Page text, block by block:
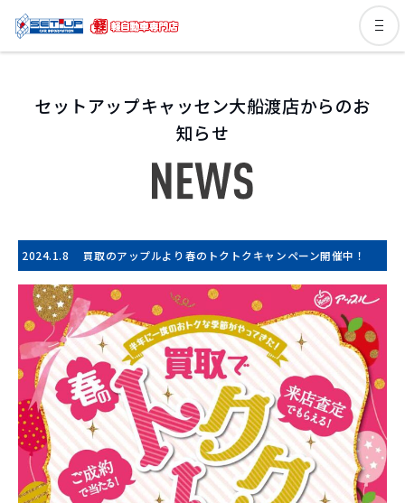
セットアップキャッセン大船渡店からのお
知らせ
2024.1.8 買取のアップルより春のトクトクキャンペーン開催中！